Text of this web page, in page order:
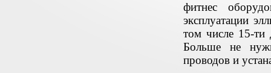
фитнес
эксплуатации
том числе 15-
Больше не
проводов и